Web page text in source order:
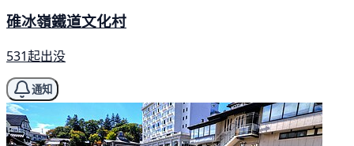
碓冰嶺鐵道文化村
531起出没
通知